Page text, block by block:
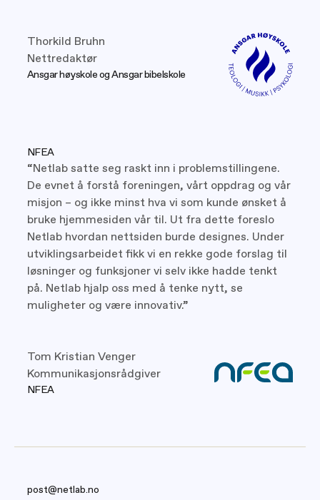
Thorkild Bruhn
Nettredaktør
Ansgar høyskole og Ansgar bibelskole
NFEA
“Netlab satte seg raskt inn i problemstillingene.
De evnet å forstå foreningen, vårt oppdrag og vår
misjon – og ikke minst hva vi som kunde ønsket å
bruke hjemmesiden vår til. Ut fra dette foreslo
Netlab hvordan nettsiden burde designes. Under
utviklingsarbeidet fikk vi en rekke gode forslag til
løsninger og funksjoner vi selv ikke hadde tenkt
på. Netlab hjalp oss med å tenke nytt, se
muligheter og være innovativ.”
Tom Kristian Venger
Kommunikasjonsrådgiver
NFEA
post@netlab.no